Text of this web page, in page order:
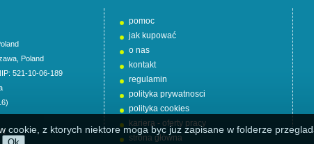
Poland
521-10-06-189
pomoc
jak kupować
o nas
kontakt
regulamin
polityka prywatnosci
polityka cookies
kariera - oferty pracy
strona główna
cookie, z ktorych niektore moga byc juz zapisane w folderze